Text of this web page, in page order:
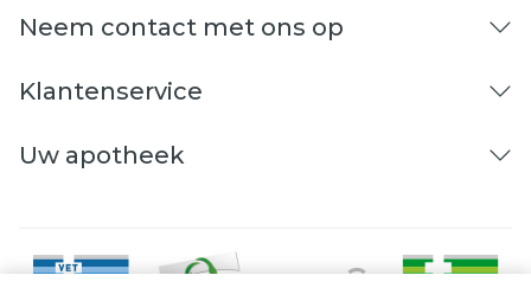
Neem contact met ons op
Klantenservice
Uw apotheek